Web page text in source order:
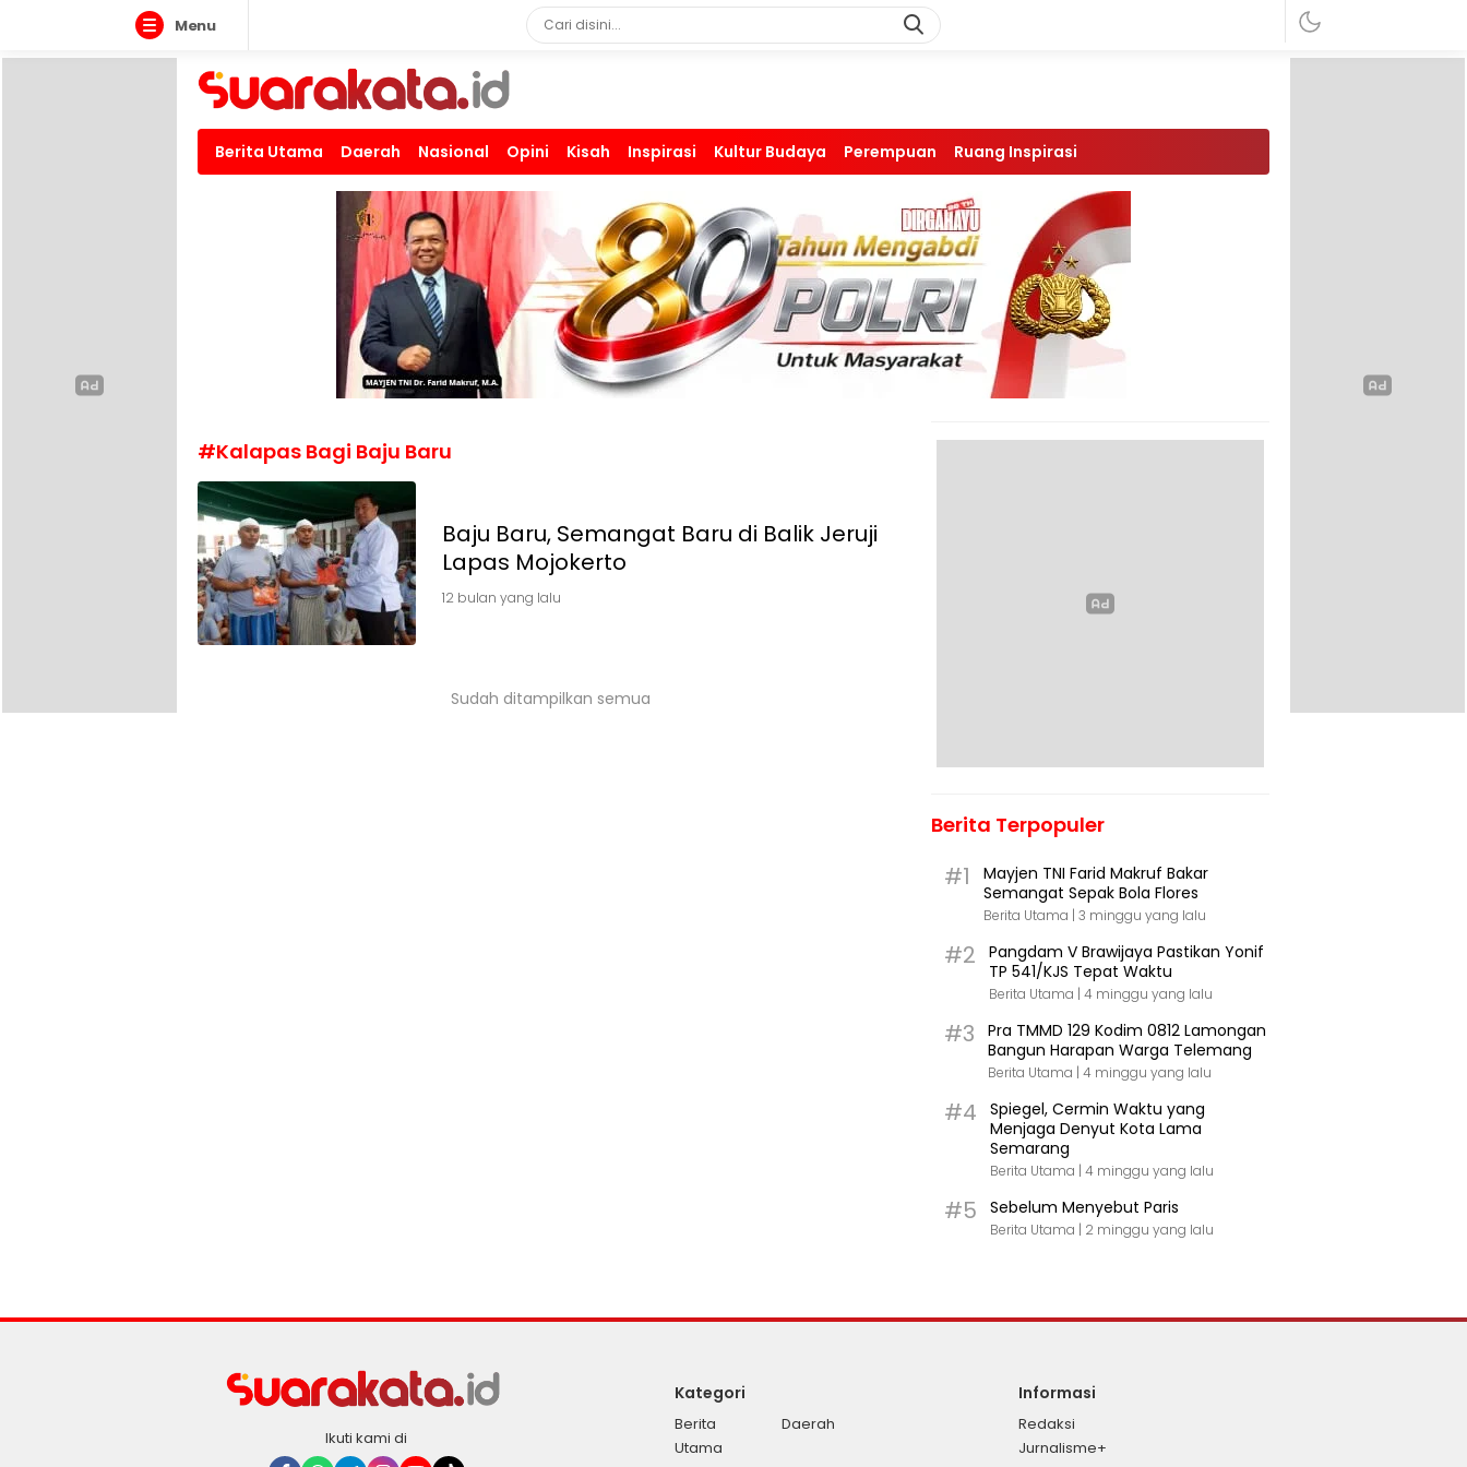
Menu
Suarakata.id
Kata Bicara Suara Bergerak
Berita Utama Daerah Nasional Opini Kisah Inspirasi Kultur Budaya Perempuan Ruang Inspirasi
#Kalapas Bagi Baju Baru
Baju Baru, Semangat Baru di Balik Jeruji
Lapas Mojokerto
12 bulan yang lalu
Sudah ditampilkan semua
Berita Terpopuler
#1
Mayjen TNI Farid Makruf Bakar
Semangat Sepak Bola Flores
Berita Utama | 3 minggu yang lalu
#2
Pangdam V Brawijaya Pastikan Yonif
TP 541/KJS Tepat Waktu
Berita Utama | 4 minggu yang lalu
#3
Pra TMMD 129 Kodim 0812 Lamongan
Bangun Harapan Warga Telemang
Berita Utama | 4 minggu yang lalu
#4
Spiegel, Cermin Waktu yang
Menjaga Denyut Kota Lama
Semarang
Berita Utama | 4 minggu yang lalu
#5 Sebelum Menyebut Paris
Berita Utama | 2 minggu yang lalu
Ikuti kami di
Kategori
Berita
Utama
Daerah
Informasi
Redaksi
Jurnalisme+